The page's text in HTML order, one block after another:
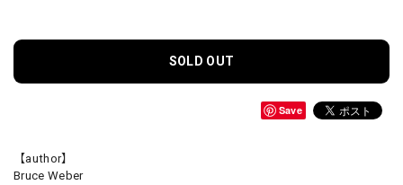
SOLD OUT
Save
【author】
Bruce Weber